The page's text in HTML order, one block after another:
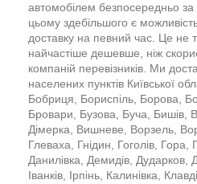
автомобілем безпосередньо
цьому здебільшого є
доставку на певний час. Це не
найчастіше дешевше, ніж
компаній перевізників. Ми
населених пунктів Київської
Бобриця, Бориспіль, Борова,
Бровари, Бузова, Буча, Бишів,
Дімерка, Вишневе, Ворзель,
Глеваха, Гнідин, Гоголів, Гора,
Данилівка, Демидів,
Іванків, Ірпінь, Калинівка,